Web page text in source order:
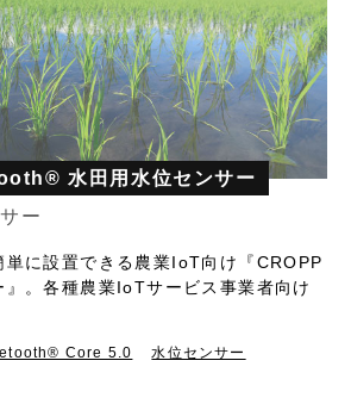
水田用水位センサー
ー
単に設置できる農業IoT向け『CROPP
。各種農業IoTサービス事業者向け
Core 5.0
水位センサー